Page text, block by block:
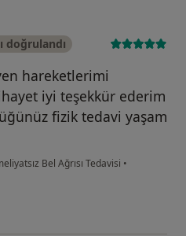
doğrulandı
hareketlerimi
iyi teşekkür ederim
fizik tedavi yaşam
Bel Ağrısı Tedavisi •